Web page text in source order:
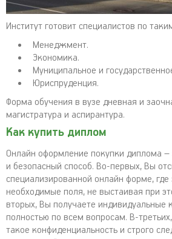
Институт готовит специалистов по
Менеджмент.
Экономика.
Муниципальное и
Юриспруденция.
Форма обучения в вузе дневная и
магистратура и аспирантура.
Как купить диплом
Онлайн оформление покупки диплома –
и безопасный способ. Во-первых, Вы
специализированной онлайн форме, где
необходимые поля, не выстаивая при
вторых, Вы получаете индивидуальные
полностью по всем вопросам. В-
такое конфиденциальность и строго